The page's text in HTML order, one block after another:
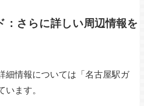
：さらに詳しい周辺情報を
細情報については「名古屋駅ガ
います。